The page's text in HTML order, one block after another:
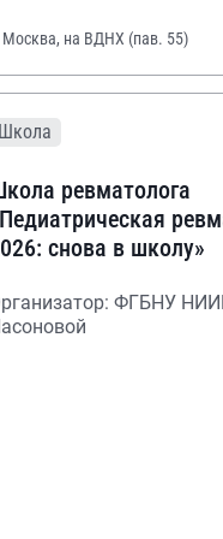
Москва, на ВДНХ (пав. 55)
Школа
ревматолога
снова в школу»
ФГБНУ